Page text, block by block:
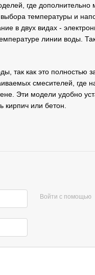
где
температуры и
в двух видах -
линии воды.
так как это
смесителей, где
Эти модели удобно
кирпич или бетон.
Войти с помощью